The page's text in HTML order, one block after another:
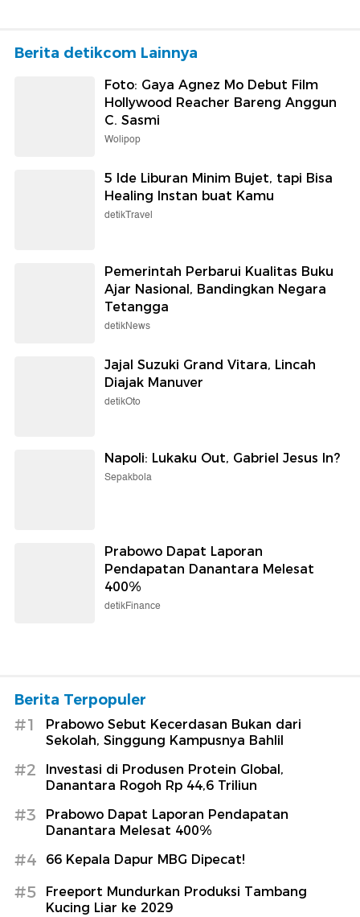
Berita detikcom Lainnya
Foto: Gaya Agnez Mo Debut Film
Hollywood Reacher Bareng Anggun
C. Sasmi
Wolipop
5 Ide Liburan Minim Bujet, tapi Bisa
Healing Instan buat Kamu
detikTravel
Pemerintah Perbarui Kualitas Buku
Ajar Nasional, Bandingkan Negara
Tetangga
detikNews
Jajal Suzuki Grand Vitara, Lincah
Diajak Manuver
detikOto
Napoli: Lukaku Out, Gabriel Jesus In?
Sepakbola
Prabowo Dapat Laporan
Pendapatan Danantara Melesat
400%
detikFinance
Berita Terpopuler
#1
Prabowo Sebut Kecerdasan Bukan dari
Sekolah, Singgung Kampusnya Bahlil
#2
Investasi di Produsen Protein Global,
Danantara Rogoh Rp 44,6 Triliun
#3
Prabowo Dapat Laporan Pendapatan
Danantara Melesat 400%
#4 66 Kepala Dapur MBG Dipecat!
#5
Freeport Mundurkan Produksi Tambang
Kucing Liar ke 2029